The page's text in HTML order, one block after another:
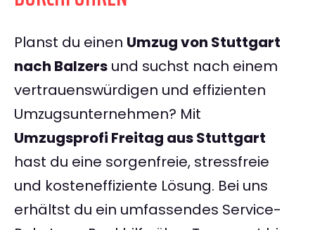
Planst du einen Umzug von Stuttgart
nach Balzers und suchst nach einem
vertrauenswürdigen und effizienten
Umzugsunternehmen? Mit
Umzugsprofi Freitag aus Stuttgart
hast du eine sorgenfreie, stressfreie
und kosteneffiziente Lösung. Bei uns
erhältst du ein umfassendes Service-